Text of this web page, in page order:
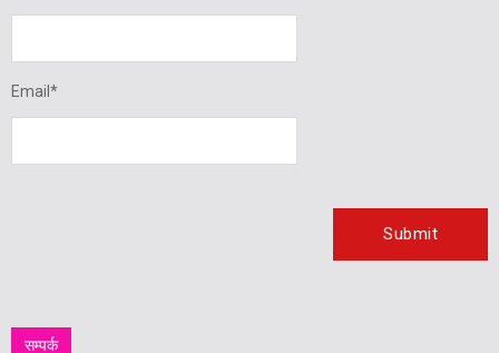
Email *
सम्पर्क